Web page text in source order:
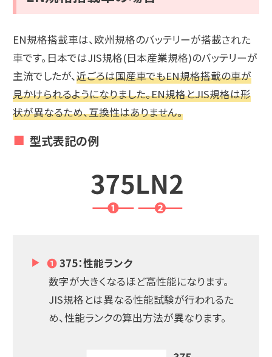
EN規格搭載車は、欧州規格のバッテリーが搭載された
車です。日本ではJIS規格(日本産業規格)のバッテリーが
主流でしたが、近ごろは国産車でもEN規格搭載の車が
見かけられるようになりました。EN規格とJIS規格は形
状が異なるため、互換性はありません。
型式表記の例
❶375：性能ランク
数字が大きくなるほど高性能になります。
JIS規格とは異なる性能試験が行われるた
め、性能ランクの算出方法が異なります。